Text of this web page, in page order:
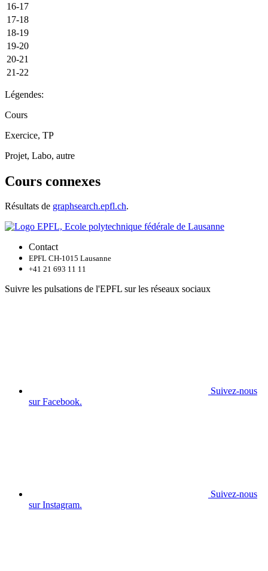
16-17
17-18
18-19
19-20
20-21
21-22
Légendes:
Cours
Exercice, TP
Projet, Labo, autre
Cours connexes
Résultats de graphsearch.epfl.ch.
Contact
EPFL CH-1015 Lausanne
+41 21 693 11 11
Suivre les pulsations de l'EPFL sur les réseaux sociaux
Suivez-nous
sur Facebook.
Suivez-nous
sur Instagram.